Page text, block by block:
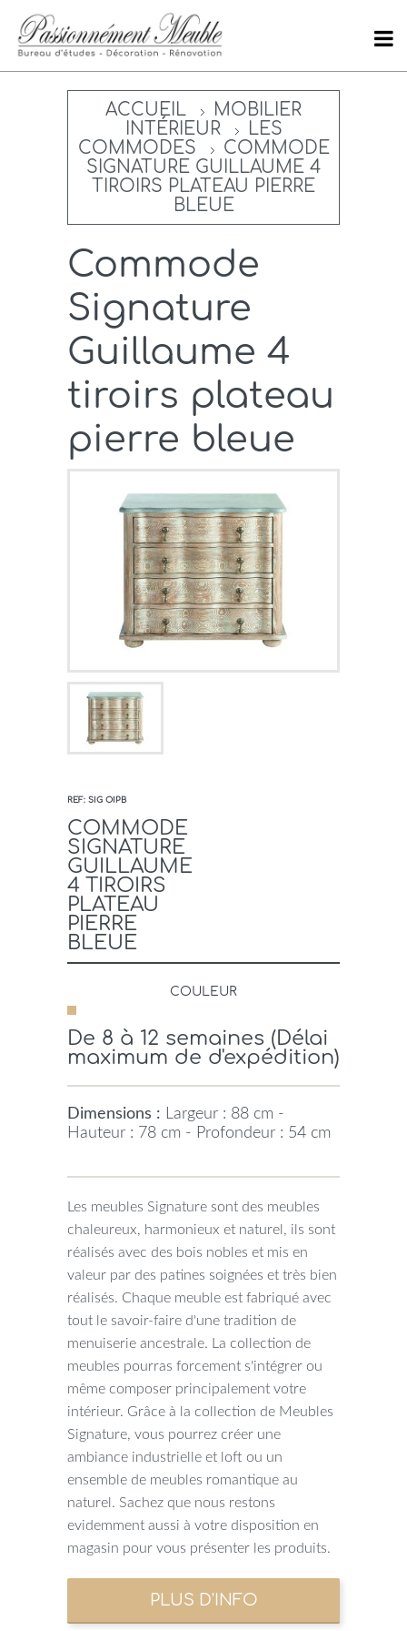
ACCUEIL
MOBILIER
INTÉRIEUR
LES
COMMODES
COMMODE
SIGNATURE GUILLAUME 4
TIROIRS PLATEAU PIERRE
BLEUE
Commode
Signature
Guillaume 4
tiroirs plateau
pierre bleue
REF: SIG OIPB
COMMODE
SIGNATURE
GUILLAUME
4 TIROIRS
PLATEAU
PIERRE
BLEUE
COULEUR
De 8 à 12 semaines (Délai
maximum de d'expédition)
Dimensions : Largeur : 88 cm -
Hauteur : 78 cm - Profondeur : 54 cm
Les meubles Signature sont des meubles
chaleureux, harmonieux et naturel, ils sont
réalisés avec des bois nobles et mis en
valeur par des patines soignées et très bien
réalisés. Chaque meuble est fabriqué avec
tout le savoir-faire d'une tradition de
menuiserie ancestrale. La collection de
meubles pourras forcement s'intégrer ou
même composer principalement votre
intérieur. Grâce à la collection de Meubles
Signature, vous pourrez créer une
ambiance industrielle et loft ou un
ensemble de meubles romantique au
naturel. Sachez que nous restons
evidemment aussi à votre disposition en
magasin pour vous présenter les produits.